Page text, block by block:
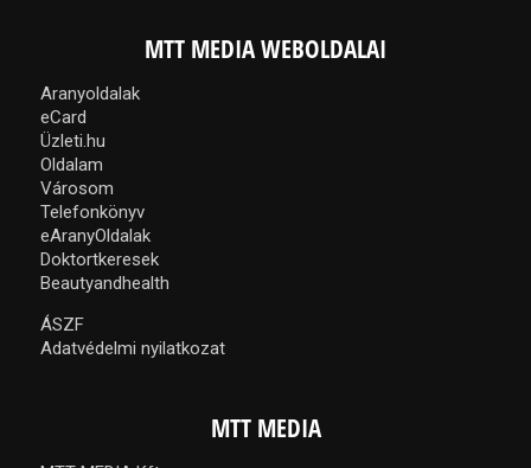
MTT MEDIA WEBOLDALAI
Aranyoldalak
eCard
Üzleti.hu
Oldalam
Városom
Telefonkönyv
eAranyOldalak
Doktortkeresek
Beautyandhealth
ÁSZF
Adatvédelmi nyilatkozat
MTT MEDIA